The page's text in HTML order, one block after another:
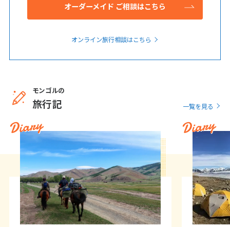
オーダーメイド ご相談はこちら
オンライン旅行相談はこちら
モンゴルの
旅行記 一覧を見る
Diary Diary